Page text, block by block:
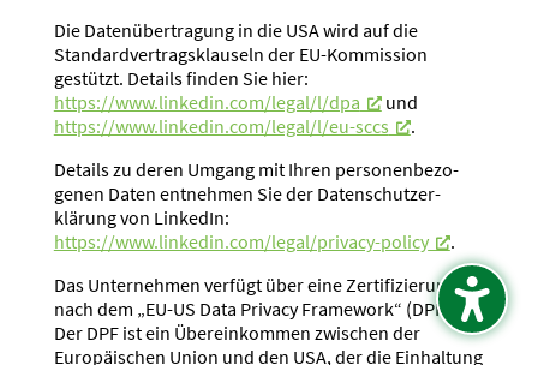
Die Daten­über­tragung in die USA wird auf die
Standard­ver­trags­klauseln der EU-Kommission
gestützt. Details finden Sie hier:
https://www.linkedin.com/legal/l/dpa
und
https://www.linkedin.com/legal/l/eu-sccs
.
Details zu deren Umgang mit Ihren perso­nen­be­zo­
genen Daten entnehmen Sie der Daten­schutz­er­
klärung von LinkedIn:
https://www.linkedin.com/legal/privacy-policy
.
Das Unter­nehmen verfügt über eine Zerti­fi­zierung
nach dem „EU-US Data Privacy Framework“ (DPF).
Der DPF ist ein Überein­kommen zwischen der
Europäi­schen Union und den USA, der die Einhaltung